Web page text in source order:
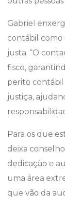
Gabriel
contábil como
justa. “O
fisco,
perito
justiça,
Para os que
deixa
dedicação e
uma área
que vão da